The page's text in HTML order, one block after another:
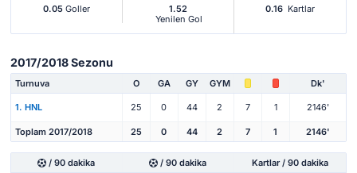
0.05Goller
1.52
Yenilen Gol
0.16 Kartlar
2017/2018 Sezonu
Turnuva O GA GY GYM Dk'
1. HNL 25 0 44 2 7 1 2146'
Toplam 2017/2018 25 0 44 2 7 1 2146'
/ 90 dakika / 90 dakika Kartlar / 90 dakika